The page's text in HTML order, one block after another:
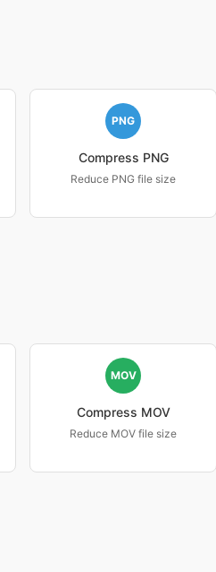
PNG
Compress PNG
Reduce PNG file size
MOV
Compress MOV
Reduce MOV file size